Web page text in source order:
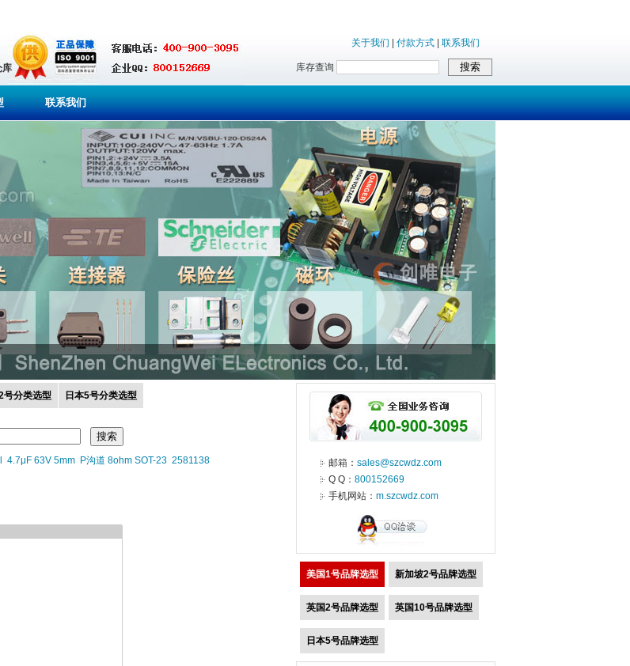
库
关于我们 付款方式 联系我们
库存查询
联系我们
号分类选型 日本5号分类选型
4.7μF 63V 5mm P沟道 8ohm SOT-23 2581138 邮箱： sales@szcwdz.com
Q Q： 800152669
手机网站： m.szcwdz.com
美国1号品牌选型 新加坡2号品牌选型
英国2号品牌选型 英国10号品牌选型
日本5号品牌选型